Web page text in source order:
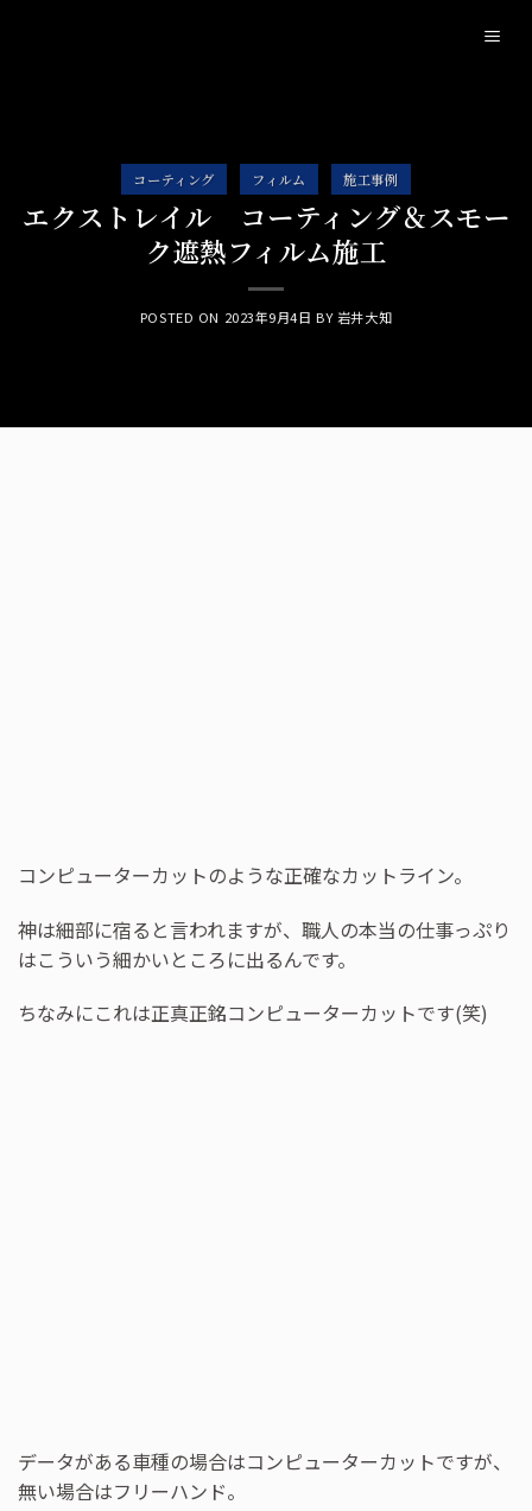
コーティング フィルム 施工事例
エクストレイル コーティング＆スモー
ク遮熱フィルム施工
POSTED ON 2023年9月4日 BY岩井大知
コンピューターカットのような正確なカットライン。
神は細部に宿ると言われますが、職人の本当の仕事っぷり
はこういう細かいところに出るんです。
ちなみにこれは正真正銘コンピューターカットです(笑)
データがある車種の場合はコンピューターカットですが、
無い場合はフリーハンド。